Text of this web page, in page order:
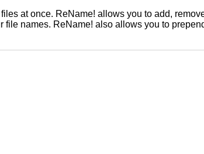
at once. ReName! allows you to add,
names. ReName! also allows you to